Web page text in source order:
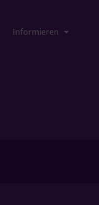
Informieren